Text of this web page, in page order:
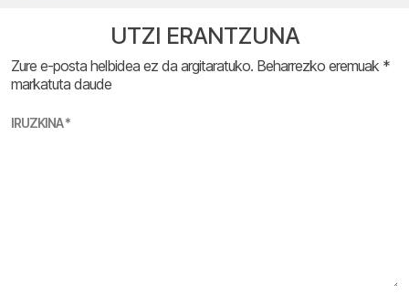
UTZI ERANTZUNA
Zure e-posta helbidea ez da argitaratuko. Beharrezko eremuak *
markatuta daude
IRUZKINA*